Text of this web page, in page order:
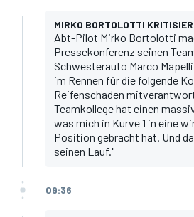
MIRKO BORTOLOTTI
Abt-Pilot Mirko Bortolotti
Pressekonferenz seinen
Schwesterauto Marco
im Rennen für die folgende
Reifenschaden
Teamkollege hat einen
was mich in Kurve 1 in eine
Position gebracht hat. Und
seinen Lauf."
09:36